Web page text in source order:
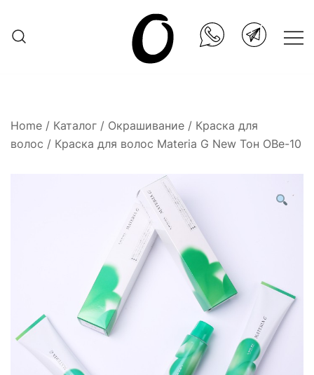
content
Home / Каталог / Окрашивание / Краска для
волос / Краска для волос Materia G New Тон OBe-10